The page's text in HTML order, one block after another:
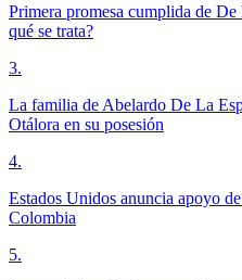
Primera promesa cumplida de
qué se trata?
3.
La familia de Abelardo De La
Otálora en su posesión
4.
Estados Unidos anuncia apoyo
Colombia
5.